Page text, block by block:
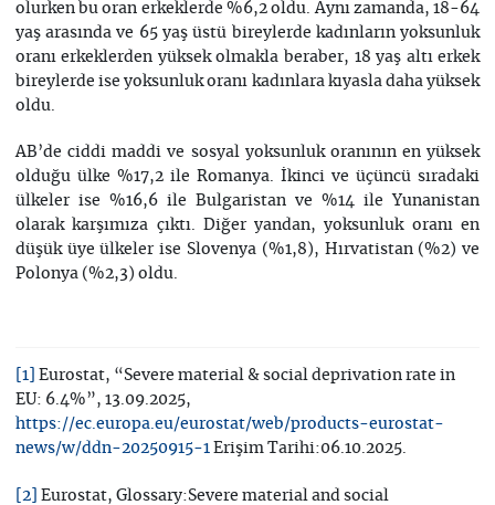
olurken bu oran erkeklerde %6,2 oldu. Aynı zamanda, 18-64
yaş arasında ve 65 yaş üstü bireylerde kadınların yoksunluk
oranı erkeklerden yüksek olmakla beraber, 18 yaş altı erkek
bireylerde ise yoksunluk oranı kadınlara kıyasla daha yüksek
oldu.
AB’de ciddi maddi ve sosyal yoksunluk oranının en yüksek
olduğu ülke %17,2 ile Romanya. İkinci ve üçüncü sıradaki
ülkeler ise %16,6 ile Bulgaristan ve %14 ile Yunanistan
olarak karşımıza çıktı. Diğer yandan, yoksunluk oranı en
düşük üye ülkeler ise Slovenya (%1,8), Hırvatistan (%2) ve
Polonya (%2,3) oldu.
[1]
Eurostat, “Severe material & social deprivation rate in
EU: 6.4%”, 13.09.2025,
https://ec.europa.eu/eurostat/web/products-eurostat-
news/w/ddn-20250915-1Erişim Tarihi:06.10.2025.
[2]
Eurostat, Glossary:Severe material and social